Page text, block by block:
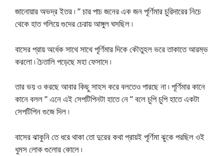
জানোয়ার অভদ্র ইতর ৷ ” চার পাচ জনের এক জন পূর্ণিমার চুরিদারের নিচে
থেকে হাত গলিয়ে গুদের চেরায় আঙ্গুল ঘসছিল ৷
বাসের প্রায় অর্ধেক সাথে সাথে পূর্ণিমার দিকে কৌতুহল ভরে তাকাতে আরম্ভ
করলো ৷ চৈতালি পড়েছে মহা ফেসাদে ৷
তার ভয় ও করছে আবার কিছু সাহস করে বলতেও পারছে না ৷ পূর্ণিমার কানে
কানে বলল ” এনে এই সেপটিপিনটা হাতে নে ” বলে চুপি চুপি হাতে একটা
সেপটিপিন গুজে দিল ৷
বাসের ঝাকুনি তে ধরে থাকা তো দুরের কথা প্রায়ই পূর্ণিমা ঝুকে পরছিল ওই
ধুমস লোক গুলোর কোলে ৷